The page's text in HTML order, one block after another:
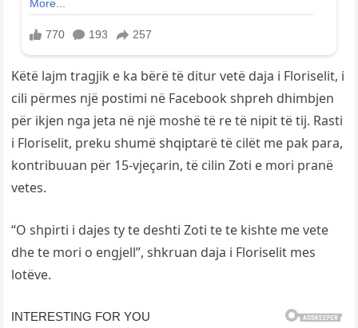
Këtë lajm tragjik e ka bërë të ditur vetë daja i Floriselit, i
cili përmes një postimi në Facebook shpreh dhimbjen
për ikjen nga jeta në një moshë të re të nipit të tij. Rasti
i Floriselit, preku shumë shqiptarë të cilët me pak para,
kontribuuan për 15-vjeçarin, të cilin Zoti e mori pranë
vetes.
“O shpirti i dajes ty te deshti Zoti te te kishte me vete
dhe te mori o engjell”, shkruan daja i Floriselit mes
lotëve.